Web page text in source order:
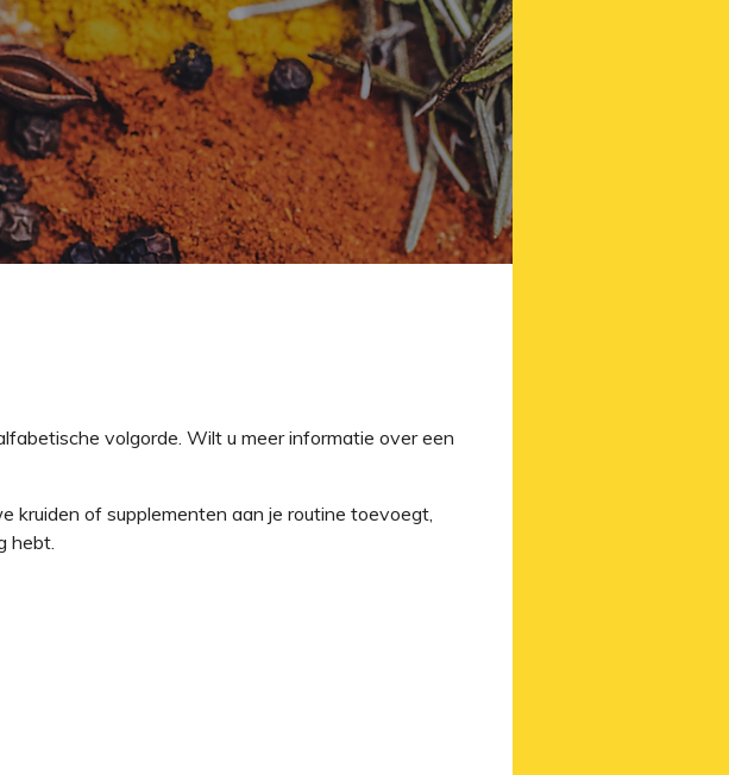
volgorde. Wilt u meer informatie over een
kruiden of supplementen aan je routine toevoegt,
hebt.